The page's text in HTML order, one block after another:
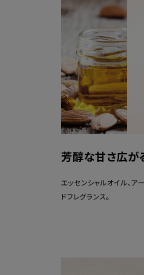
芳醇な甘さ広が
エッセンシャルオイル、
ドフレグランス。